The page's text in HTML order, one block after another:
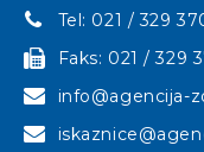
Tel: 021 / 329
Faks: 021 / 329
info@agencija-